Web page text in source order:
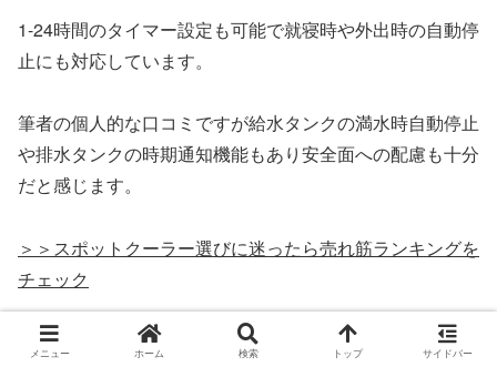
1-24時間のタイマー設定も可能で就寝時や外出時の自動停
止にも対応しています。
筆者の個人的な口コミですが給水タンクの満水時自動停止
や排水タンクの時期通知機能もあり安全面への配慮も十分
だと感じます。
＞＞スポットクーラー選びに迷ったら売れ筋ランキングを
チェック
Amazonランキング 楽天市場ランキング
メニュー ホーム 検索 トップ サイドバー